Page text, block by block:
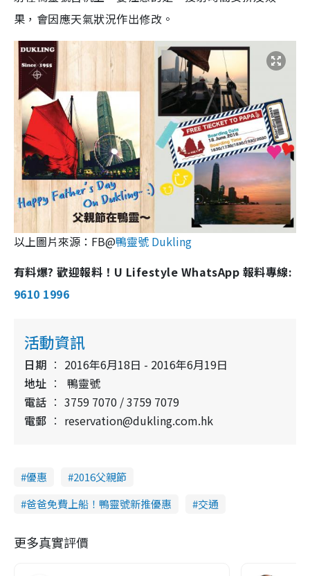
果，會因應天氣狀況作出修改。
以上圖片來源：FB@鴨靈號 Dukling
有料爆? 歡迎報料！U Lifestyle WhatsApp 報料專線:
9610 1996
活動資訊
日期
2016年6月18日 - 2016年6月19日
地址
鴨靈號
電話
3759 7070 / 3759 7079
電郵
reservation@dukling.com.hk
優惠
2016父親節
爸爸免費上船！鴨靈號新推優惠
交通
更多真實評價